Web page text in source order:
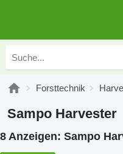
Forsttechnik
Sampo Harvester
8 Anzeigen: Sampo